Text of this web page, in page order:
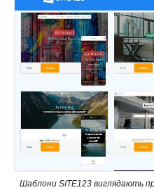
Шаблони SITE123 виглядають